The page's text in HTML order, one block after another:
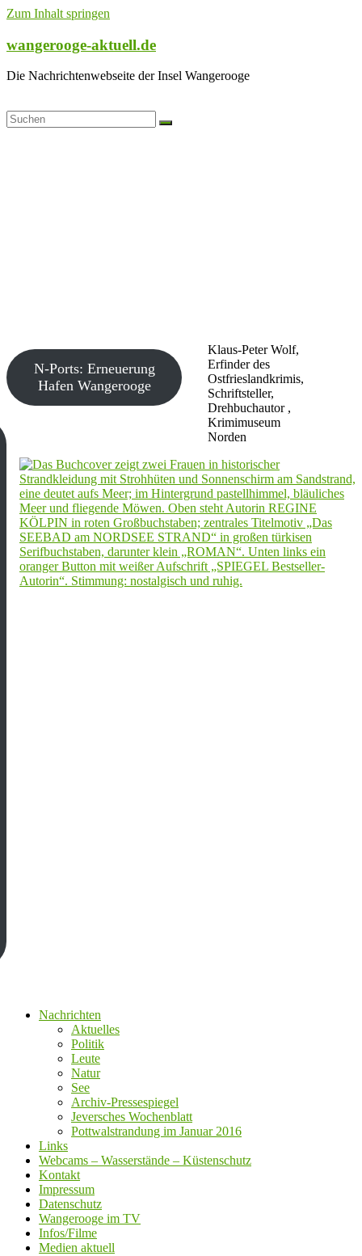
Zum Inhalt springen
wangerooge-aktuell.de
Die Nachrichtenwebseite der Insel Wangerooge
Klaus-Peter Wolf,
Erfinder des
Ostfrieslandkrimis,
Schriftsteller,
Drehbuchautor ,
Krimimuseum
Norden
N-Ports: Erneuerung
Hafen Wangerooge
Nachrichten
Aktuelles
Politik
Leute
Natur
See
Archiv-Pressespiegel
Jeversches Wochenblatt
Pottwalstrandung im Januar 2016
Links
Webcams – Wasserstände – Küstenschutz
Kontakt
Impressum
Datenschutz
Wangerooge im TV
Infos/Filme
Medien aktuell